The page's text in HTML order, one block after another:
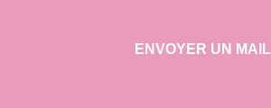
ENVOYER UN MAIL